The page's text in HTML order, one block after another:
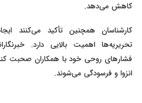
کاهش می‌دهد.
کارشناسان همچنین تأکید می‌کنند
تحریریه‌ها اهمیت بالایی دارد.
فشارهای روحی خود با همکاران صحبت
انزوا و فرسودگی می‌شوند.